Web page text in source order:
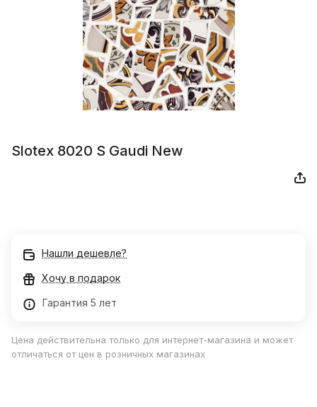
Slotex 8020 S Gaudi New
Нашли дешевле?
Хочу в подарок
Гарантия 5 лет
Цена действительна только для интернет-магазина и может
отличаться от цен в розничных магазинах